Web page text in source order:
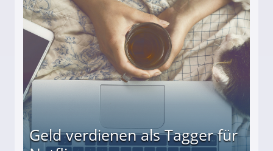
Geld verdienen als Tagger für